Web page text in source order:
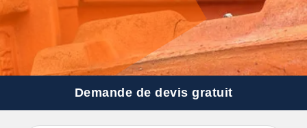
Demande de devis gratuit